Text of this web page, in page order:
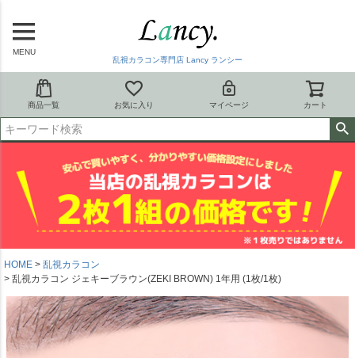
MENU
乱視カラコン専門店 Lancy ランシー
商品一覧 お気に入り マイページ カート
HOME
乱視カラコン
乱視カラコン ジェキーブラウン(ZEKI BROWN) 1年用 (1枚/1枚)